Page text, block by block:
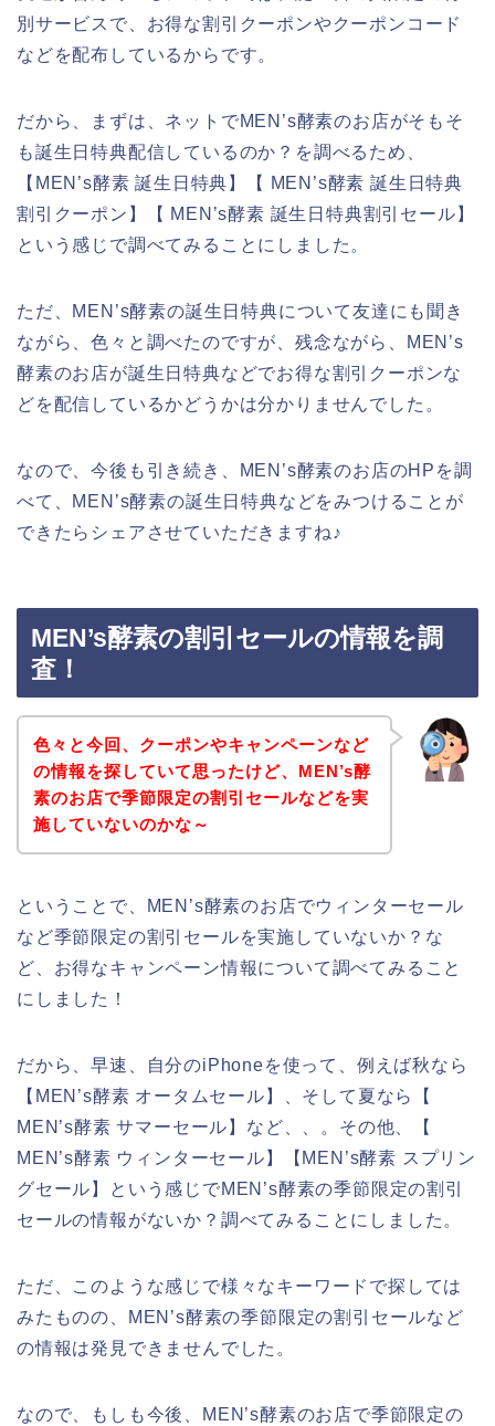
別サービスで、お得な割引クーポンやクーポンコード
などを配布しているからです。
だから、まずは、ネットでMEN’s酵素のお店がそもそ
も誕生日特典配信しているのか？を調べるため、
【MEN’s酵素 誕生日特典】【 MEN’s酵素 誕生日特典
割引クーポン】【 MEN’s酵素 誕生日特典割引セール】
という感じで調べてみることにしました。
ただ、MEN’s酵素の誕生日特典について友達にも聞き
ながら、色々と調べたのですが、残念ながら、MEN’s
酵素のお店が誕生日特典などでお得な割引クーポンな
どを配信しているかどうかは分かりませんでした。
なので、今後も引き続き、MEN’s酵素のお店のHPを調
べて、MEN’s酵素の誕生日特典などをみつけることが
できたらシェアさせていただきますね♪
MEN’s酵素の割引セールの情報を調
査！
色々と今回、クーポンやキャンペーンなど
の情報を探していて思ったけど、MEN’s酵
素のお店で季節限定の割引セールなどを実
施していないのかな～
ということで、MEN’s酵素のお店でウィンターセール
など季節限定の割引セールを実施していないか？な
ど、お得なキャンペーン情報について調べてみること
にしました！
だから、早速、自分のiPhoneを使って、例えば秋なら
【MEN’s酵素 オータムセール】、そして夏なら【
MEN’s酵素 サマーセール】など、、。その他、【
MEN’s酵素 ウィンターセール】【MEN’s酵素 スプリン
グセール】という感じでMEN’s酵素の季節限定の割引
セールの情報がないか？調べてみることにしました。
ただ、このような感じで様々なキーワードで探しては
みたものの、MEN’s酵素の季節限定の割引セールなど
の情報は発見できませんでした。
なので、もしも今後、MEN’s酵素のお店で季節限定の